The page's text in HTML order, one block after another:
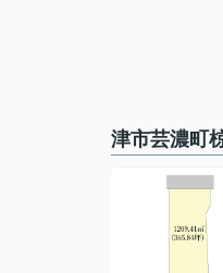
津市芸濃町